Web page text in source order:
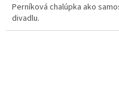
Perníková chalúpka ako
divadlu.